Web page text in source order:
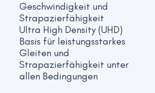
Geschwindigkeit und
Strapazierfähigkeit
Ultra High Density (UHD)
Basis für leistungsstarkes
Gleiten und
Strapazierfähigkeit unter
allen Bedingungen